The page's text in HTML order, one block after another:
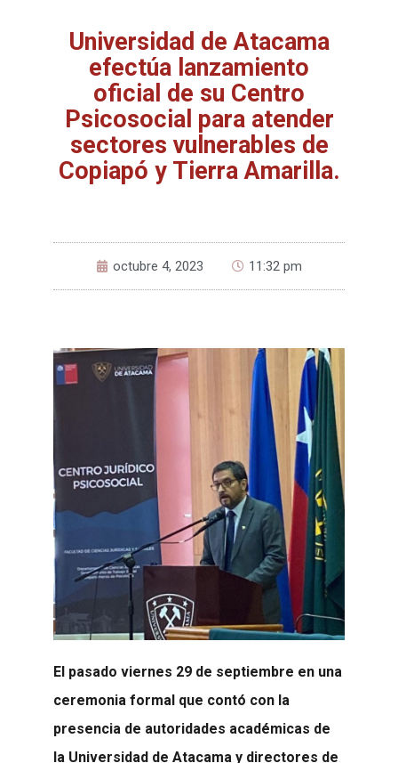
Universidad de Atacama
efectúa lanzamiento
oficial de su Centro
Psicosocial para atender
sectores vulnerables de
Copiapó y Tierra Amarilla.
octubre 4, 2023 11:32 pm
El pasado viernes 29 de septiembre en una
ceremonia formal que contó con la
presencia de autoridades académicas de
la Universidad de Atacama y directores de